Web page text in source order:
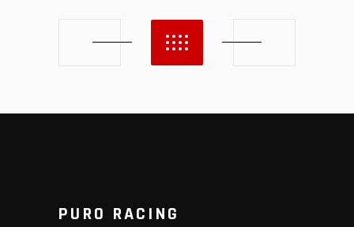
PURO RACING